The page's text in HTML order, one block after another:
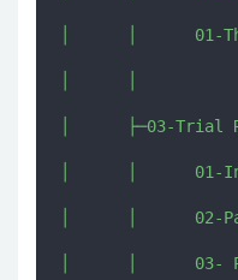
│      │      01-
│      ├─03-Trial
│      │      01-
│      │      02-
│      │      03-